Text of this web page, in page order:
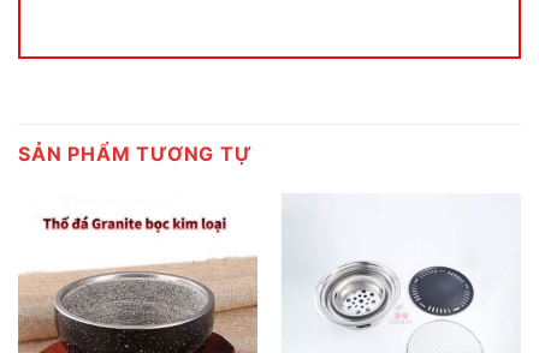
SẢN PHẨM TƯƠNG TỰ